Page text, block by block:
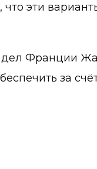
эти
Франции
за